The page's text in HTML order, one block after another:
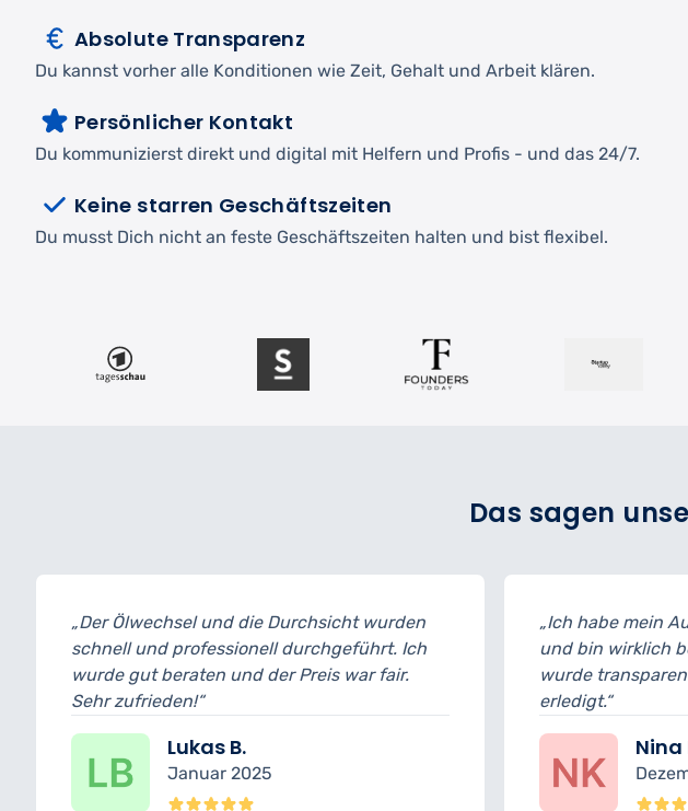
Absolute Transparenz
Du kannst vorher alle Konditionen wie Zeit, Gehalt und Arbeit klären.
Persönlicher Kontakt
Du kommunizierst direkt und digital mit Helfern und Profis - und das 24/7.
Keine starren Geschäftszeiten
Du musst Dich nicht an feste Geschäftszeiten halten und bist flexibel.
Das sagen
und die Durchsicht wurden
und professionell durchgeführt. Ich
beraten und der Preis war fair.
Lukas B.
Januar 2025
„Ich habe mein Auto zur
und bin wirklich begeistert vom
wurde transparent erklärt und
Nina K.
Dezember 2024